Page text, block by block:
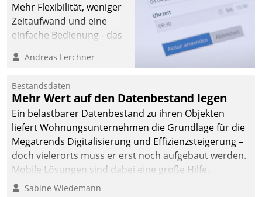
Mehr Flexibilität, weniger
Zeitaufwand und eine
einfache Bedienung - das
Cockpit für mobile
Datatrain. Die meravis
Wohnungsbau- und
Immobilien GmbH hat
sich dabei für den Betrieb
der Lösung über die SAP
Cloud Platform
entschieden - als erstes
Unternehmen am
Andreas Lerchner
Bestandsdaten
Mehr Wert auf den Datenbestand legen
Ein belastbarer Datenbestand zu ihren Objekten
liefert Wohnungsunternehmen die Grundlage für die
Megatrends Digitalisierung und Effizienzsteigerung –
doch vielerorts muss er erst noch aufgebaut werden.
Mobile Lösungen sind dabei eine große Hilfe.
Sabine Wiedemann